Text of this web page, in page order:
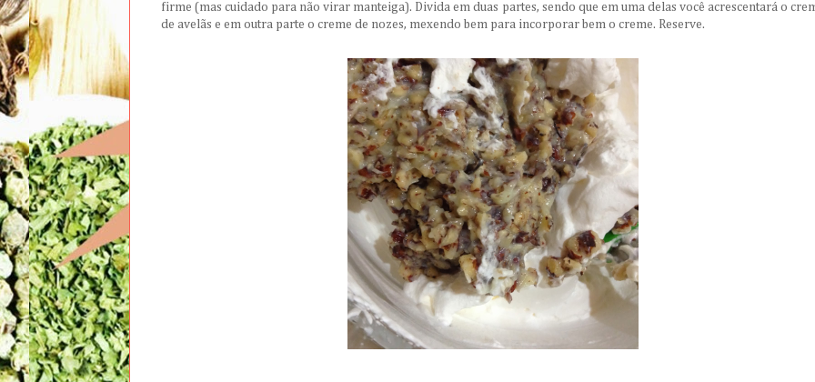
firme (mas cuidado para não virar manteiga). Divida em duas partes, sendo que em uma delas você acrescentará o
de avelãs e em outra parte o creme de nozes, mexendo bem para incorporar bem o creme. Reserve.